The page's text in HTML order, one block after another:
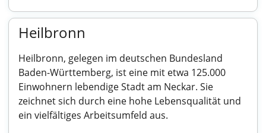
Heilbronn
Heilbronn, gelegen im deutschen Bundesland
Baden-Württemberg, ist eine mit etwa 125.000
Einwohnern lebendige Stadt am Neckar. Sie
zeichnet sich durch eine hohe Lebensqualität und
ein vielfältiges Arbeitsumfeld aus.